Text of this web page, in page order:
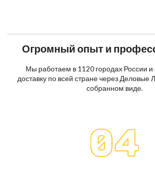
Огромный опыт и
Мы работаем в 1120 городах России
доставку по всей стране через Деловые
собранном виде.